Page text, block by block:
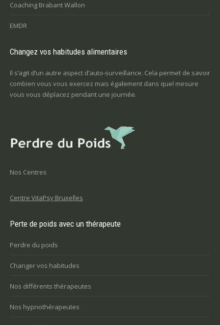
Coaching Brabant Wallon
EMDR
Changez vos habitudes alimentaires
Il s’agit d’un autre aspect d’auto-surveillance. Cela permet de savoir
combien vous vous exercez mais également dans quel mesure
vous vous déplacez pendant une journée.
Nos Centres
Centre VitaPsy Bruxelles
Perte de poids avec un thérapeute
Perdre du poids
Changer vos habitudes
Nos différents thérapeutes
Nos hypnothérapeutes